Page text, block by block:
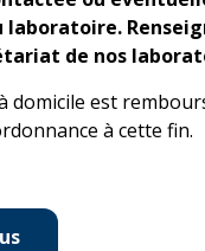
laboratoire.
de nos
domicile est
à cette fin.